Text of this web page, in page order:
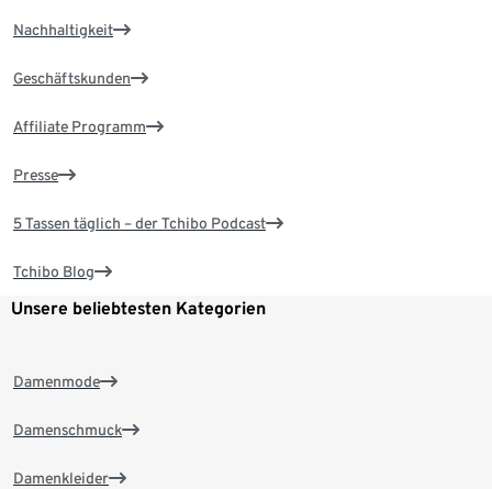
Nachhaltigkeit
Geschäftskunden
Affiliate Programm
Presse
5 Tassen täglich – der Tchibo Podcast
Tchibo Blog
Unsere beliebtesten Kategorien
Damenmode
Damenschmuck
Damenkleider